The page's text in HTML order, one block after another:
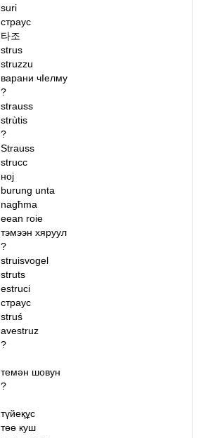
suri
страус
타조
strus
struzzu
варани чIелму
?
strauss
strùtis
?
Strauss
strucc
ној
burung unta
nagħma
eean roie
тэмээн хяруул
?
struisvogel
struts
estruci
страус
struś
avestruz
?
темән шовун
?
түйеқұс
төө куш